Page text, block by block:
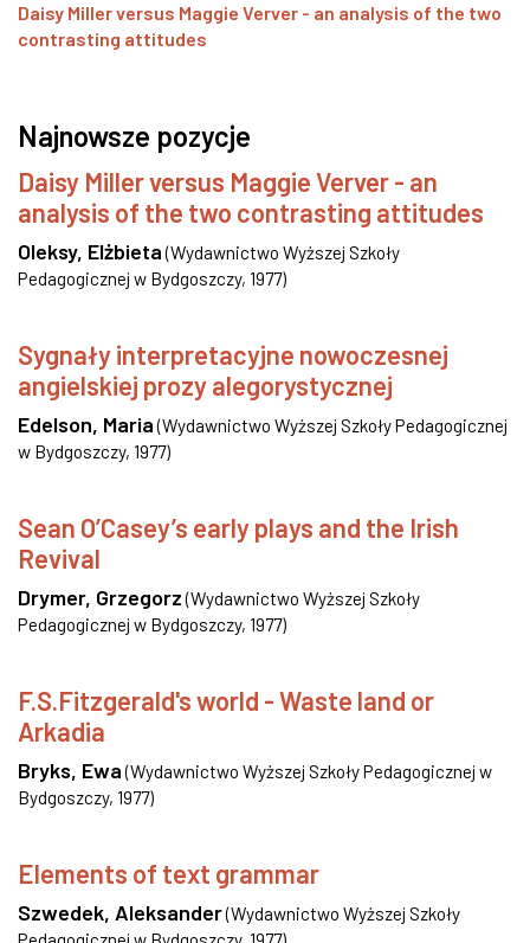
Daisy Miller versus Maggie Verver - an analysis of the two
contrasting attitudes
Najnowsze pozycje
Daisy Miller versus Maggie Verver - an
analysis of the two contrasting attitudes
Oleksy, Elżbieta (Wydawnictwo Wyższej Szkoły
Pedagogicznej w Bydgoszczy, 1977)
Sygnały interpretacyjne nowoczesnej
angielskiej prozy alegorystycznej
Edelson, Maria (Wydawnictwo Wyższej Szkoły Pedagogicznej
w Bydgoszczy, 1977)
Sean O’Casey’s early plays and the Irish
Revival
Drymer, Grzegorz (Wydawnictwo Wyższej Szkoły
Pedagogicznej w Bydgoszczy, 1977)
F.S.Fitzgerald's world - Waste land or
Arkadia
Bryks, Ewa (Wydawnictwo Wyższej Szkoły Pedagogicznej w
Bydgoszczy, 1977)
Elements of text grammar
Szwedek, Aleksander(Wydawnictwo Wyższej Szkoły